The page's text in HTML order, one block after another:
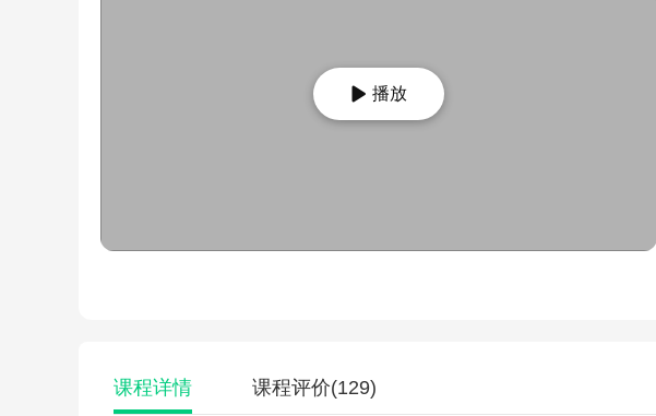
播放
课程详情 课程评价(129)